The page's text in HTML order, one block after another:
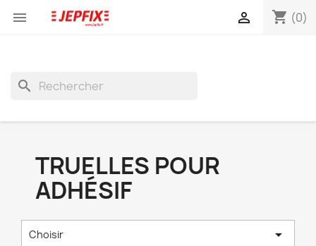
 shopping_cart (0)

search
TRUELLES POUR
ADHÉSIF
Choisir 